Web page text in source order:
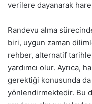
verilere dayanarak
Randevu alma
biri, uygun zaman
rehber, alternatif
yardımcı olur. Ayrıca,
gerektiği konusunda
yönlendirmektedir. Bu